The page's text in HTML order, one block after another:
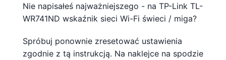
Nie napisałeś najważniejszego - na TP-Link TL-
WR741ND wskaźnik sieci Wi-Fi świeci / miga?
Spróbuj ponownie zresetować ustawienia
zgodnie z tą instrukcją. Na naklejce na spodzie